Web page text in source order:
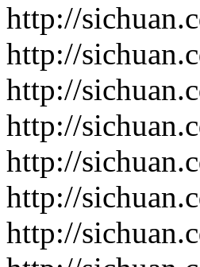
http://
http://
http://
http://
http://
http://
http://